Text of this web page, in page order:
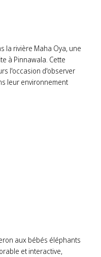
la rivière Maha Oya, une
à Pinnawala. Cette
l'occasion d'observer
leur environnement
aux bébés éléphants
et interactive,